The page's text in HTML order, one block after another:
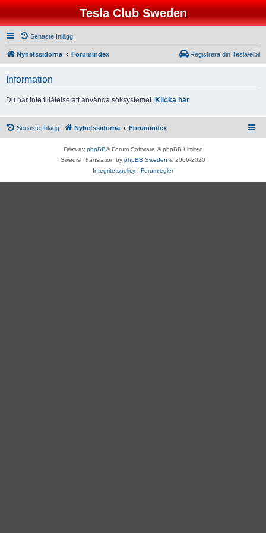
Tesla Club Sweden
Senaste Inlägg
Nyhetssidorna Forumindex Registrera din Tesla/elbil
Information
Du har inte tillåtelse att använda söksystemet. Klicka här
Senaste Inlägg Nyhetssidorna Forumindex
Drivs av phpBB® Forum Software © phpBB Limited
Swedish translation by phpBB Sweden © 2006-2020
Integritetspolicy | Forumregler